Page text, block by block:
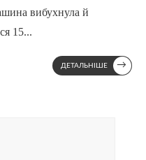
вибухнула й
15...
ДЕТАЛЬНІШЕ →